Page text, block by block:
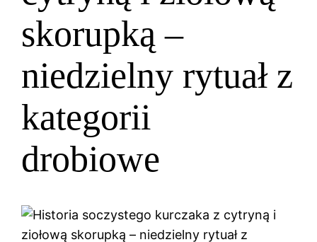
skorupką –
niedzielny rytuał z
kategorii
drobiowe